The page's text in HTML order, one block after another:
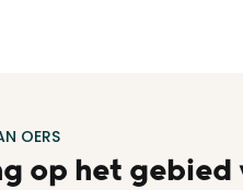
OERS
op het